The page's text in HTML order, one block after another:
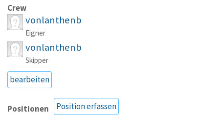
Crew
vonlanthenb
Eigner
vonlanthenb
Skipper
bearbeiten
Positionen Position erfassen